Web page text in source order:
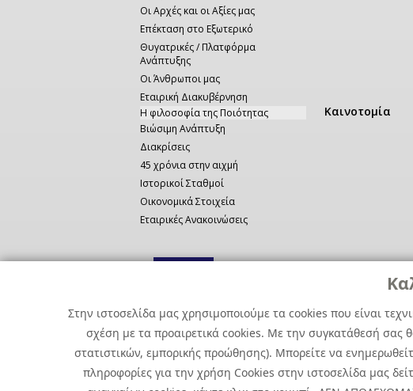
Στην ιστοσελίδα μας χρησιμοποιούμε τα cookies που είναι
σχέση με τα προαιρετικά cookies. Με την συγκατάθεσή σας
στατιστικών, εμπορικής προώθησης). Μπορείτε να
πληροφορίες για την χρήση Cookies στην ιστοσελίδα μας
Οι Αρχές και οι Αξίες μας
Επέκταση στο Εξωτερικό
Θυγατρικές / Πλατφόρμα
Ανάπτυξης
Οι Άνθρωποι μας
Εταιρική Διακυβέρνηση
Η φιλοσοφία της Ποιότητας
Βιώσιμη Ανάπτυξη
Διακρίσεις
45 χρόνια στην αιχμή
Ιστορικοί Σταθμοί
Οικονομικά Στοιχεία
Εταιρικές Ανακοινώσεις
Καινοτομία